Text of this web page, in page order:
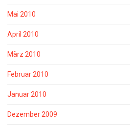
Mai 2010
April 2010
März 2010
Februar 2010
Januar 2010
Dezember 2009